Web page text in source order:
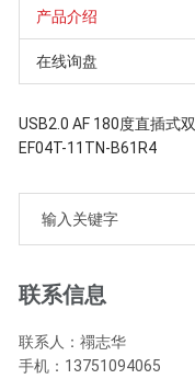
产品介绍
在线询盘
USB2.0 AF 180度直插式
EF04T-11TN-B61R4
联系信息
联系人：禤志华
手机：13751094065